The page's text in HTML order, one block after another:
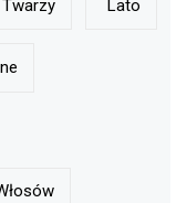
Lato